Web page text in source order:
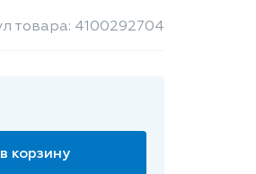
товара: 4100292704
корзину